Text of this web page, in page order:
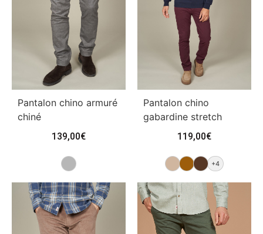
Pantalon chino armuré
chiné
139,00€
Pantalon chino
gabardine stretch
119,00€
+4